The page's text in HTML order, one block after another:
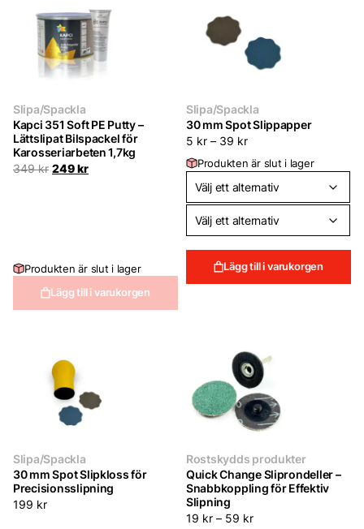
Slipa/Spackla
Kapci 351 Soft PE Putty –
Lättslipat Bilspackel för
Karosseriarbeten 1,7kg
349kr Det
249krDet
Produkten är slut i lager
Lägg till i varukorgen
Slipa/Spackla
30 mm Spot Slippapper
5 kr – 39 kr
Produkten är slut i lager
Lägg till i varukorgen
Slipa/Spackla
30 mm Spot Slipkloss för
Precisionsslipning
199 kr
Rostskydds produkter
Quick Change Sliprondeller –
Snabbkoppling för Effektiv
Slipning
19 kr – 59 kr